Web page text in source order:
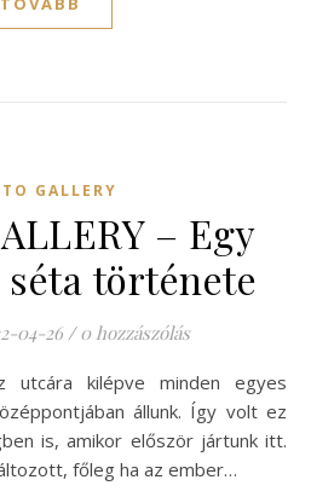
GALLERY
– Egy
története
04-26 / 0 hozzászólás
állunk. Így volt ez
is, amikor először jártunk itt.
főleg ha az ember…